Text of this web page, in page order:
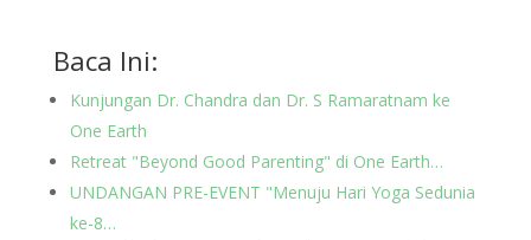
Baca Ini:
Kunjungan Dr. Chandra dan Dr. S Ramaratnam ke
One Earth
Retreat "Beyond Good Parenting" di One Earth…
UNDANGAN PRE-EVENT "Menuju Hari Yoga Sedunia
ke-8…